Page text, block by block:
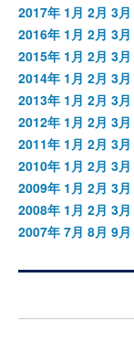
2017年 1月 2月 3月
2016年 1月 2月 3月
2015年 1月 2月 3月
2014年 1月 2月 3月
2013年 1月 2月 3月
2012年 1月 2月 3月
2011年 1月 2月 3月
2010年 1月 2月 3月
2009年 1月 2月 3月
2008年 1月 2月 3月
2007年 7月 8月 9月